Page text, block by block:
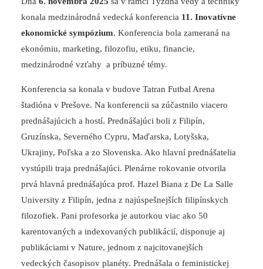
konala medzinárodná vedecká konferencia 11. Inovatívne
ekonomické sympózium. Konferencia bola zameraná na
ekonómiu, marketing, filozofiu, etiku, financie,
medzinárodné vzťahy a príbuzné témy.
Konferencia sa konala v budove Tatran Futbal Arena
štadióna v Prešove. Na konferencii sa zúčastnilo viacero
prednášajúcich a hostí. Prednášajúci boli z Filipín,
Gruzínska, Severného Cypru, Maďarska, Lotyšska,
Ukrajiny, Poľska a zo Slovenska. Ako hlavní prednášatelia
vystúpili traja prednášajúci. Plenárne rokovanie otvorila
prvá hlavná prednášajúca prof. Hazel Biana z De La Salle
University z Filipín, jedna z najúspešnejších filipínskych
filozofiek. Pani profesorka je autorkou viac ako 50
karentovaných a indexovaných publikácií, disponuje aj
publikáciami v Nature, jednom z najcitovanejších
vedeckých časopisov planéty. Prednášala o feministickej